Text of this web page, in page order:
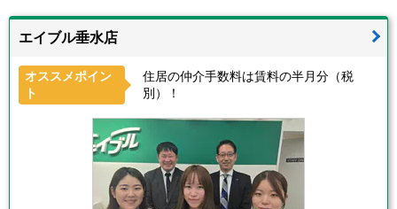
エイブル垂水店
オススメポイン
ト
住居の仲介手数料は賃料の半月分（税
別）！